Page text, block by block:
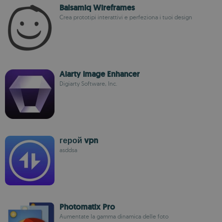
Balsamiq Wireframes
Crea prototipi interattivi e perfeziona i tuoi design
Aiarty Image Enhancer
Digiarty Software, Inc.
герой vpn
asddsa
Photomatix Pro
Aumentate la gamma dinamica delle foto